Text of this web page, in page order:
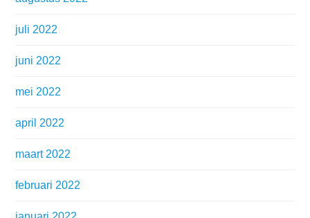
juli 2022
juni 2022
mei 2022
april 2022
maart 2022
februari 2022